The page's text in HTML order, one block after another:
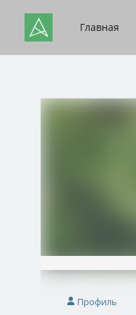
Главная
Профиль